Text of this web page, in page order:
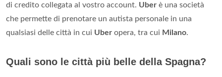
di credito collegata al vostro account. Uber è una società
che permette di prenotare un autista personale in una
qualsiasi delle città in cui Uber opera, tra cui Milano.
Quali sono le città più belle della Spagna?